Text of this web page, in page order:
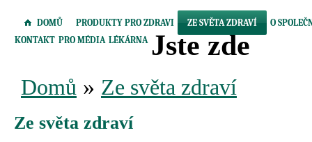
DOMŮ PRODUKTY PRO ZDRAVI ZE SVĚTA ZDRAVÍ
O
KONTAKT PRO MÉDIA LÉKÁRNA Jste zde
Domů » Ze světa zdraví
Ze světa zdraví